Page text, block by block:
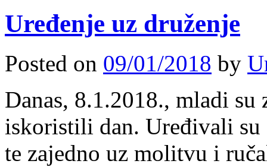
Uređenje uz druženje
Posted on 09/01/2018 by
Danas, 8.1.2018., mladi
iskoristili dan. Uređivali
te zajedno uz molitvu i